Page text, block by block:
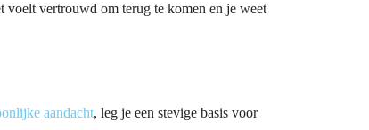
voelt vertrouwd om terug te komen en je weet
aandacht, leg je een stevige basis voor